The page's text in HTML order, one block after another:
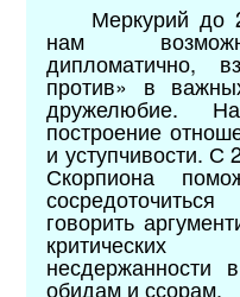
Меркурий до
нам
дипломатично,
против» в
дружелюбие.
построение
и уступчивости. С
Скорпиона
говорить
несдержанности
обидам и ссорам.